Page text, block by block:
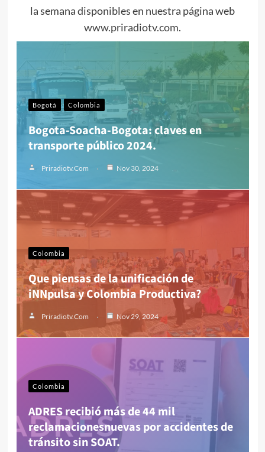
la semana disponibles en nuestra página web
www.priradiotv.com.
Bogotá Colombia
Bogota-Soacha-Bogota: claves en
transporte público 2024.
Priradiotv.com Nov 30, 2024
Colombia
Que piensas de la unificación de
iNNpulsa y Colombia Productiva?
Priradiotv.com Nov 29, 2024
Colombia
ADRES recibió más de 44 mil
reclamacionesnuevas por accidentes de
tránsito sin SOAT.